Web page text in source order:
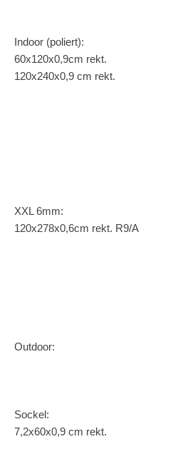
Indoor (poliert):
60x120x0,9cm rekt.
120x240x0,9 cm rekt.
XXL 6mm:
120x278x0,6cm rekt. R9/A
Outdoor:
Sockel:
7,2x60x0,9 cm rekt.